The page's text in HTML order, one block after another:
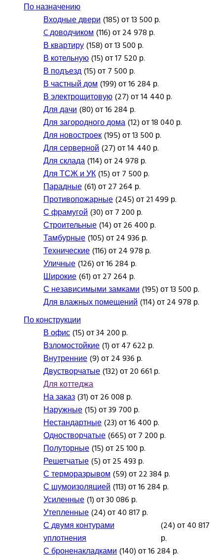
По назначению
Входные двери(185) от 13 500 р.
C доводчиком(116) от 24 978 р.
В квартиру(158) от 13 500 р.
В котельную(15) от 17 520 р.
В подъезд(15) от 7 500 р.
В частный дом(199) от 16 284 р.
В электрощитовую(27) от 14 440 р.
Для дачи(80) от 16 284 р.
Для загородного дома(12) от 18 040 р.
Для новостроек(195) от 13 500 р.
Для серверной(27) от 14 440 р.
Для склада(114) от 24 978 р.
Для ТСЖ и УК(15) от 7 500 р.
Парадные(61) от 27 264 р.
Противопожарные(245) от 21 499 р.
С фрамугой(30) от 7 200 р.
Строительные(14) от 26 400 р.
Тамбурные(105) от 24 936 р.
Технические(116) от 24 978 р.
Уличные(126) от 16 284 р.
Широкие(61) от 27 264 р.
С независимыми замками(195) от 13 500 р.
Для влажных помещений(114) от 24 978 р.
По конструкции
В офис(15) от 34 200 р.
Взломостойкие(1) от 47 622 р.
Внутренние(9) от 24 936 р.
Двустворчатые(132) от 20 661 р.
Для коттеджа
На заказ(31) от 26 008 р.
Наружные(15) от 39 700 р.
Нестандартные(23) от 16 400 р.
Одностворчатые(665) от 7 200 р.
Полуторные(15) от 25 100 р.
Решетчатые(5) от 25 493 р.
С терморазрывом(59) от 22 384 р.
С шумоизоляцией(113) от 16 284 р.
Усиленные(1) от 30 086 р.
Утепленные(24) от 40 817 р.
С двумя контурами
уплотнения
(24) от 40 817
р.
С броненакладками(140) от 16 284 р.